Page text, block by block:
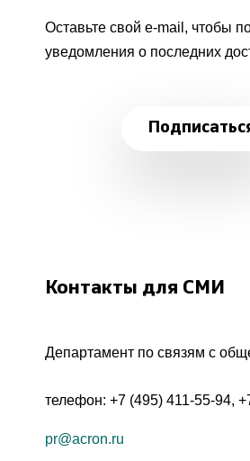
Оставьте свой e-mail, чтобы
уведомления о последних
Контакты для СМИ
Департамент по связям с
телефон: +7 (495) 411-55-94,
pr@acron.ru